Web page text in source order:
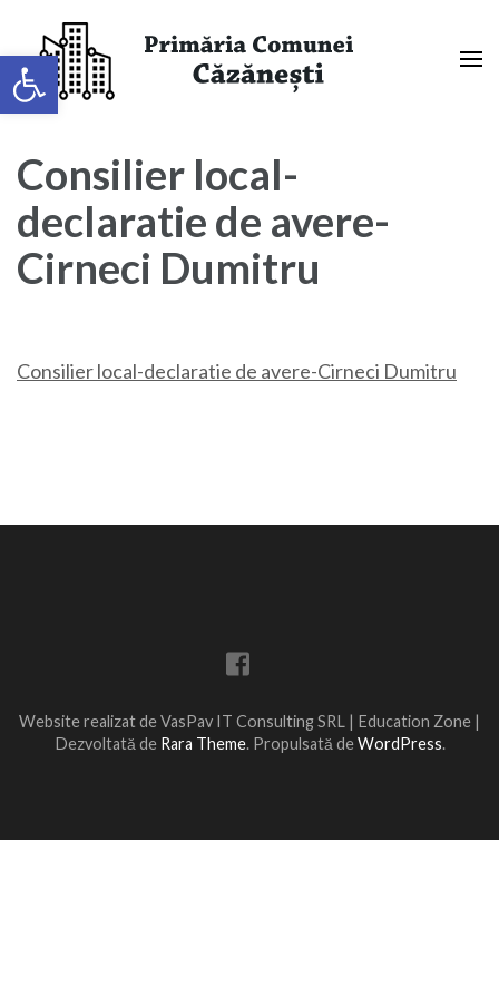
Deschide bara de unelte
conținut
(apasă
Primaria Comunei Căzănești,
Mehedinți
Consilier local-
declaratie de avere-
Cirneci Dumitru
Consilier local-declaratie de avere-Cirneci Dumitru
Website realizat de VasPav IT Consulting SRL | Education Zone |
Dezvoltată de Rara Theme. Propulsată deWordPress.